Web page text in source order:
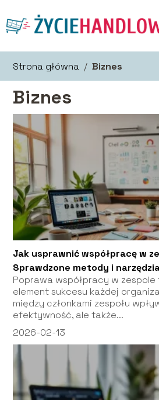
Strona główna / Biznes
Biznes
Jak usprawnić współpracę w
Sprawdzone metody i
Poprawa współpracy w
element sukcesu każdej
między członkami zespołu
efektywność, ale także...
2026-02-13